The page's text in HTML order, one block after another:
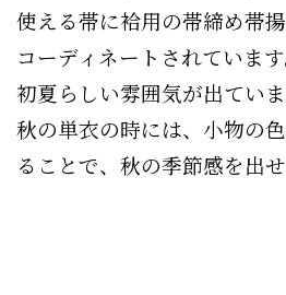
使える帯に袷用の帯締め帯
コーディネートされています
初夏らしい雰囲気が出てい
秋の単衣の時には、小物の
ることで、秋の季節感を出